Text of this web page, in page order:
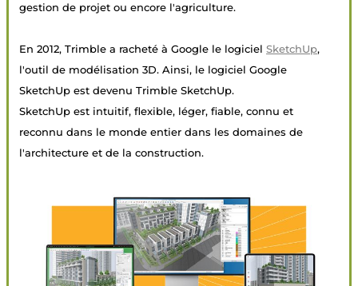
gestion de projet ou encore l'agriculture.
En 2012, Trimble a racheté à Google le logiciel SketchUp,
l'outil de modélisation 3D. Ainsi, le logiciel Google
SketchUp est devenu Trimble SketchUp.
SketchUp est intuitif, flexible, léger, fiable, connu et
reconnu dans le monde entier dans les domaines de
l'architecture et de la construction.